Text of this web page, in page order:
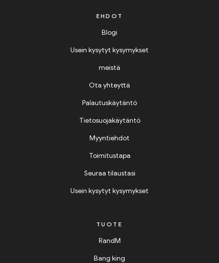
EHDOT
Blogi
Usein kysytyt kysymykset
meistä
Ota yhteyttä
Palautuskäytäntö
Tietosuojakäytäntö
Myyntiehdot
Toimitustapa
Seuraa tilaustasi
Usein kysytyt kysymykset
TUOTE
RandM
Bang king